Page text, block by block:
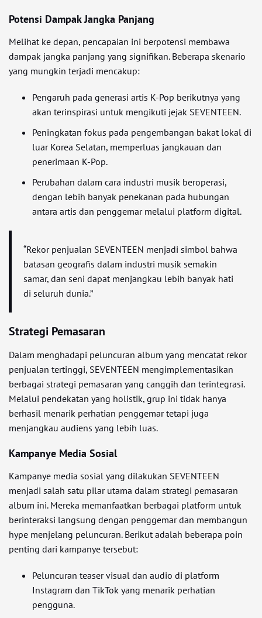
Potensi Dampak Jangka Panjang
Melihat ke depan, pencapaian ini berpotensi membawa
dampak jangka panjang yang signifikan. Beberapa skenario
yang mungkin terjadi mencakup:
Pengaruh pada generasi artis K-Pop berikutnya yang
akan terinspirasi untuk mengikuti jejak SEVENTEEN.
Peningkatan fokus pada pengembangan bakat lokal di
luar Korea Selatan, memperluas jangkauan dan
penerimaan K-Pop.
Perubahan dalam cara industri musik beroperasi,
dengan lebih banyak penekanan pada hubungan
antara artis dan penggemar melalui platform digital.
“Rekor penjualan SEVENTEEN menjadi simbol bahwa
batasan geografis dalam industri musik semakin
samar, dan seni dapat menjangkau lebih banyak hati
di seluruh dunia.”
Strategi Pemasaran
Dalam menghadapi peluncuran album yang mencatat rekor
penjualan tertinggi, SEVENTEEN mengimplementasikan
berbagai strategi pemasaran yang canggih dan terintegrasi.
Melalui pendekatan yang holistik, grup ini tidak hanya
berhasil menarik perhatian penggemar tetapi juga
menjangkau audiens yang lebih luas.
Kampanye Media Sosial
Kampanye media sosial yang dilakukan SEVENTEEN
menjadi salah satu pilar utama dalam strategi pemasaran
album ini. Mereka memanfaatkan berbagai platform untuk
berinteraksi langsung dengan penggemar dan membangun
hype menjelang peluncuran. Berikut adalah beberapa poin
penting dari kampanye tersebut:
Peluncuran teaser visual dan audio di platform
Instagram dan TikTok yang menarik perhatian
pengguna.